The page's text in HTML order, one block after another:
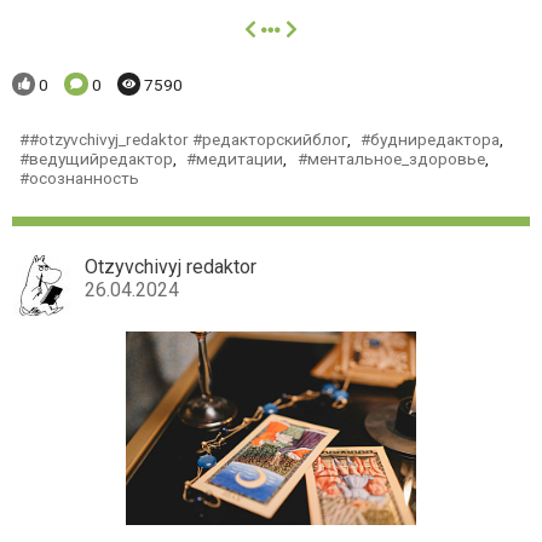
далее
Понравилось:
0 Комментариев:
0 Просмотров:
7590
#otzyvchivyj_redaktor #редакторскийблог, будниредактора,
ведущийредактор, медитации, ментальное_здоровье,
осознанность
Otzyvchivyj redaktor
26.04.2024